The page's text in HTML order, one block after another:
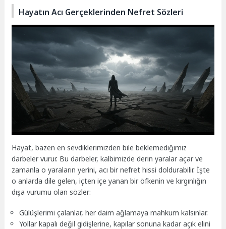
Hayatın Acı Gerçeklerinden Nefret Sözleri
Hayat, bazen en sevdiklerimizden bile beklemediğimiz
darbeler vurur. Bu darbeler, kalbimizde derin yaralar açar ve
zamanla o yaraların yerini, acı bir nefret hissi doldurabilir. İşte
o anlarda dile gelen, içten içe yanan bir öfkenin ve kırgınlığın
dışa vurumu olan sözler:
Gülüşlerimi çalanlar, her daim ağlamaya mahkum kalsınlar.
Yollar kapalı değil gidişlerine, kapılar sonuna kadar açık elini